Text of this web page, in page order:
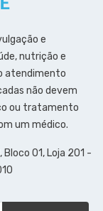
e
nutrição e
atendimento
não devem
ou tratamento
um médico.
01, Loja 201 -